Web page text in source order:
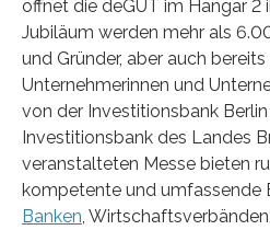
öffnet die deGUT im Hangar 2
Jubiläum werden mehr als
und Gründer, aber auch
Unternehmerinnen und
von der Investitionsbank
Investitionsbank des Landes
veranstalteten Messe bieten
kompetente und umfassende
Banken ,